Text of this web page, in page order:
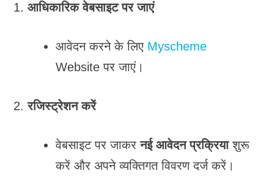
आधिकारिक वेबसाइट पर जाएं
आवेदन करने के लिए Myscheme
Website पर जाएं।
रजिस्ट्रेशन करें
वेबसाइट पर जाकरनई आवेदन प्रक्रियाशुरू
करें और अपने व्यक्तिगत विवरण दर्ज करें।